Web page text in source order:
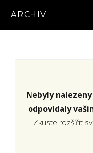
ARCHIV
Nebyly
odpovídaly
Zkuste rozšířit